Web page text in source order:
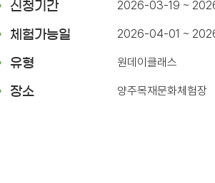
신청기간 2026-03-19 ~
체험가능일 2026-04-01 ~
유형 원데이클래스
장소 양주목재문화체험장